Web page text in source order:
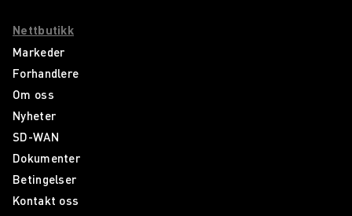
Nettbutikk
Markeder
Forhandlere
Om oss
Nyheter
SD-WAN
Dokumenter
Betingelser
Kontakt oss